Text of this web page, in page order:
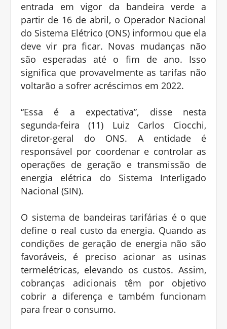
entrada em vigor da bandeira verde a
partir de 16 de abril, o Operador Nacional
do Sistema Elétrico (ONS) informou que ela
deve vir pra ficar. Novas mudanças não
são esperadas até o fim de ano. Isso
significa que provavelmente as tarifas não
voltarão a sofrer acréscimos em 2022.
“Essa é a expectativa”, disse nesta
segunda-feira (11) Luiz Carlos Ciocchi,
diretor-geral do ONS. A entidade é
responsável por coordenar e controlar as
operações de geração e transmissão de
energia elétrica do Sistema Interligado
Nacional (SIN).
O sistema de bandeiras tarifárias é o que
define o real custo da energia. Quando as
condições de geração de energia não são
favoráveis, é preciso acionar as usinas
termelétricas, elevando os custos. Assim,
cobranças adicionais têm por objetivo
cobrir a diferença e também funcionam
para frear o consumo.